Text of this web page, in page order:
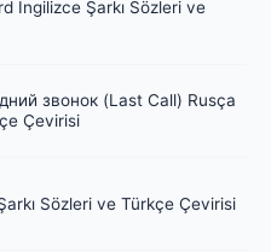
İngilizce Şarkı Sözleri ve
звонок (Last Call) Rusça
Çevirisi
Sözleri ve Türkçe Çevirisi